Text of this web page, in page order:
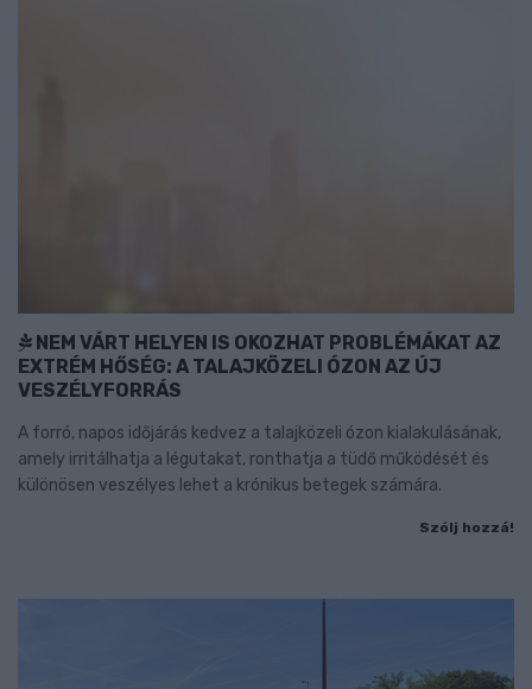
NEM VÁRT HELYEN IS OKOZHAT PROBLÉMÁKAT AZ
EXTRÉM HŐSÉG: A TALAJKÖZELI ÓZON AZ ÚJ
VESZÉLYFORRÁS
A forró, napos időjárás kedvez a talajközeli ózon kialakulásának,
amely irritálhatja a légutakat, ronthatja a tüdő működését és
különösen veszélyes lehet a krónikus betegek számára.
Szólj hozzá!